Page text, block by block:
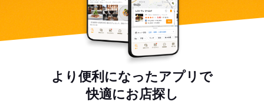
より便利になったアプリで
快適にお店探し